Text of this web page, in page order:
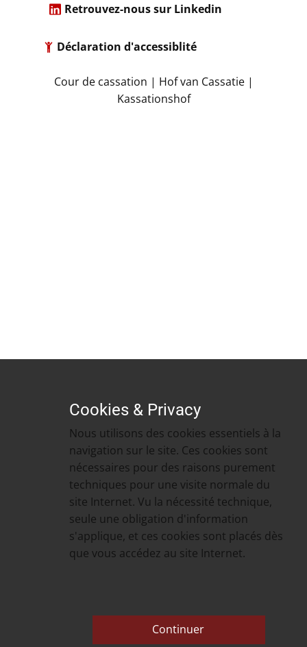
Retrouvez-nous sur Linkedin
Déclaration d'accessiblité
Cour de cassation | Hof van Cassatie |
Kassationshof
Cookies & Privacy
Nous utilisons des cookies essentiels à la
navigation sur le site. Ces cookies sont
nécessaires pour des raisons purement
techniques pour une visite normale du
site Internet. Vu la nécessité technique,
seule une obligation d'information
s'applique, et ces cookies sont placés dès
que vous accédez au site Internet.
Continuer